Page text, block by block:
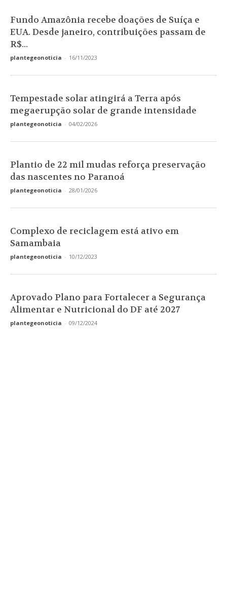
Fundo Amazônia recebe doações de Suíça e
EUA. Desde janeiro, contribuições passam de
R$...
plantegeonoticia - 16/11/2023
Tempestade solar atingirá a Terra após
megaerupção solar de grande intensidade
plantegeonoticia - 04/02/2026
Plantio de 22 mil mudas reforça preservação
das nascentes no Paranoá
plantegeonoticia - 28/01/2026
Complexo de reciclagem está ativo em
Samambaia
plantegeonoticia - 10/12/2023
Aprovado Plano para Fortalecer a Segurança
Alimentar e Nutricional do DF até 2027
plantegeonoticia - 09/12/2024